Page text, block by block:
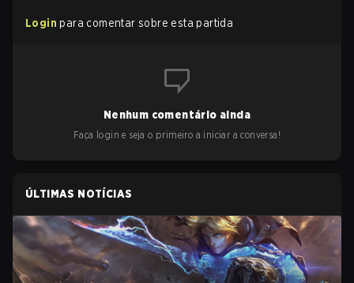
Login para comentar sobre esta partida
Nenhum comentário ainda
Faça login e seja o primeiro a iniciar a conversa!
ÚLTIMAS NOTÍCIAS